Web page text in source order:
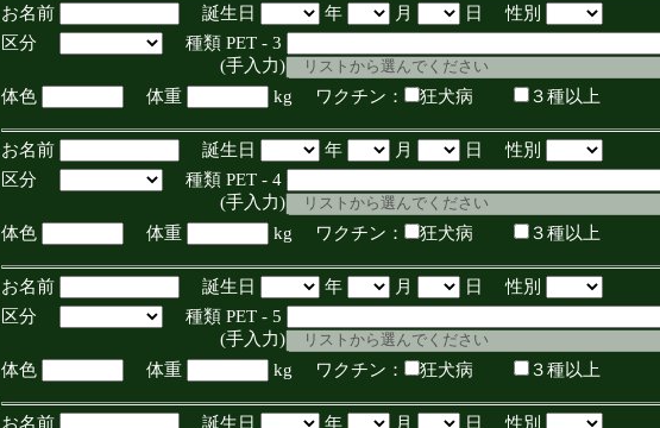
お名前 誕生日 年 月
日 性別
区分
種類 PET - 3
(手入力)
体色
体重 kg ワクチン： 狂犬病 ３種以上
お名前 誕生日 年 月
日 性別
区分
種類 PET - 4
(手入力)
体色
体重 kg ワクチン： 狂犬病 ３種以上
お名前 誕生日 年 月
日 性別
区分
種類 PET - 5
(手入力)
体色
体重 kg ワクチン： 狂犬病 ３種以上
お名前 誕生日 年 月
日 性別